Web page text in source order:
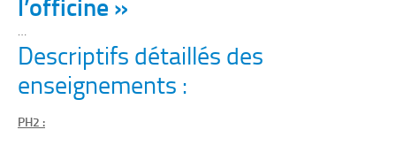
…
Descriptifs détaillés des
enseignements :
PH2 :